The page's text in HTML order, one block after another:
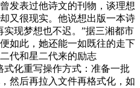
发表过他诗文的刊物，谈理想
又很现实。他说想出版一本诗
现梦想也不迟。”据三湘都市
如此，她还能一如既往的走下
代和星二代来的励志
式化重写操作方式：准备一批
然后再拉入文件再格式化，如